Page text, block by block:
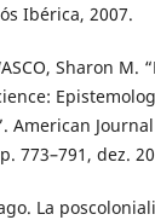
Ibérica, 2007.
Sharon M.
American
773–791, dez.
La